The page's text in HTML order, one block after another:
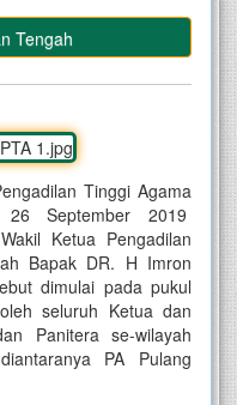
Tinggi Agama
September 2019
Ketua Pengadilan
Bapak DR. H Imron
dimulai pada pukul
seluruh Ketua dan
Panitera se-wilayah
PA Pulang